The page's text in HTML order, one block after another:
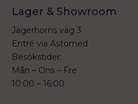
Lager & Showroom
Jägerhorns väg 3
Entré via Astomed
Besökstider:
Mån – Ons – Fre
10:00 – 16:00